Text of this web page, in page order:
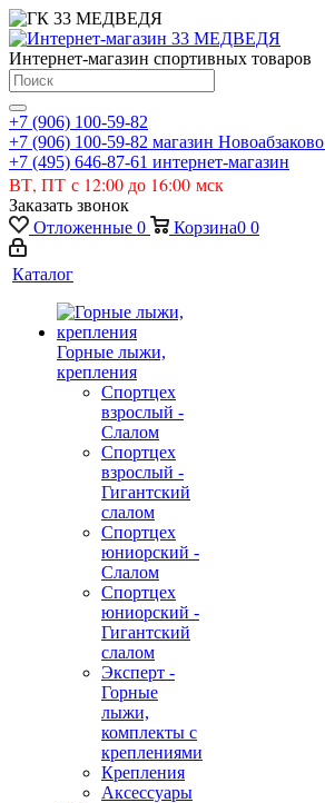
Интернет-магазин спортивных товаров
+7 (906) 100-59-82
+7 (906) 100-59-82 магазин Новоабзаково
+7 (495) 646-87-61 интернет-магазин
ВТ, ПТ с 12:00 до 16:00 мск
Заказать звонок
Отложенные 0 Корзина0 0
Каталог
Горные лыжи,
крепления
Спортцех
взрослый -
Слалом
Спортцех
взрослый -
Гигантский
слалом
Спортцех
юниорский -
Слалом
Спортцех
юниорский -
Гигантский
слалом
Эксперт -
Горные
лыжи,
комплекты с
креплениями
Крепления
Аксессуары